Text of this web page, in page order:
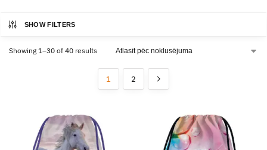
SHOW FILTERS
Showing 1–30 of 40 results
1 2